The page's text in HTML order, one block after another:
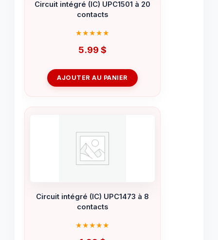
Circuit intégré (IC) UPC1501 à 20
contacts
5.99 $
AJOUTER AU PANIER
Circuit intégré (IC) UPC1473 à 8
contacts